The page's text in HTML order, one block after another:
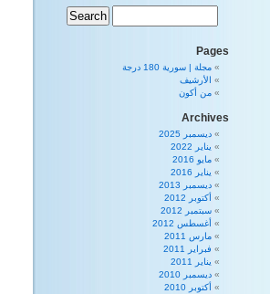
Pages
مجلة | سورية 180 درجة
الأرشيف
من أكون
Archives
ديسمبر 2025
يناير 2022
مايو 2016
يناير 2016
ديسمبر 2013
أكتوبر 2012
سبتمبر 2012
أغسطس 2012
مارس 2011
فبراير 2011
يناير 2011
ديسمبر 2010
أكتوبر 2010